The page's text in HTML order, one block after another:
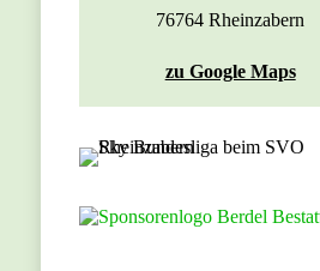
76764 Rheinzabern
zu Google Maps